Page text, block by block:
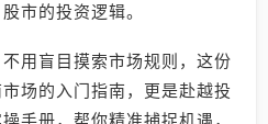
市的投资逻辑。
用盲目摸索市场规则，这份
场的入门指南，更是赴越投
手册，帮你精准捕捉机遇，